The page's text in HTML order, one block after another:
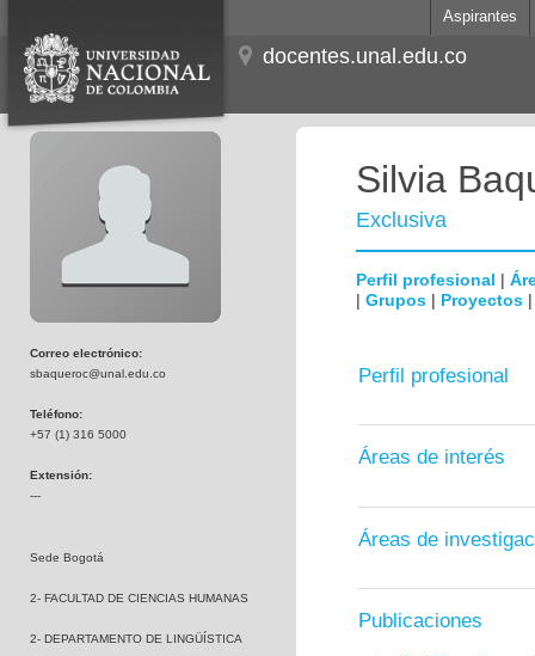
Aspirantes
docentes.unal.edu.co
Correo electrónico:
sbaqueroc@unal.edu.co
Teléfono:
+57 (1) 316 5000
Extensión:
---
Sede Bogotá
2- FACULTAD DE CIENCIAS HUMANAS
2- DEPARTAMENTO DE LINGÜÍSTICA
Silvia
Exclusiva
Perfil profesional |
| Grupos | Proyectos
Perfil profesional
Áreas de interés
Áreas de
Publicaciones